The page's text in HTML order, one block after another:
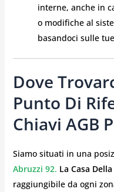
interne, anche in
o modifiche al
basandoci sulle
Dove
Punto Di
Chiavi AGB
Siamo situati in una
Abruzzi 92. La Casa
raggiungibile da ogni